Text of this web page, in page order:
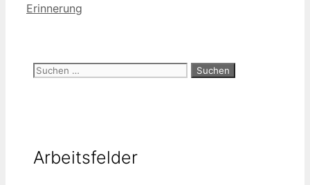
Kategorien
Erinnerung
Suchen
Arbeitsfelder